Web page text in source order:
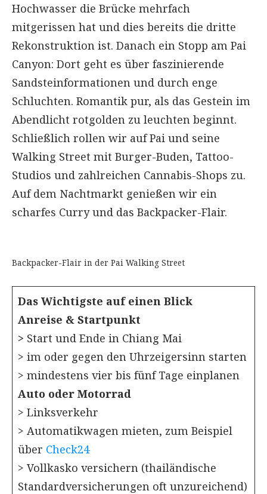
Hochwasser die Brücke mehrfach
mitgerissen hat und dies bereits die dritte
Rekonstruktion ist. Danach ein Stopp am Pai
Canyon: Dort geht es über faszinierende
Sandsteinformationen und durch enge
Schluchten. Romantik pur, als das Gestein im
Abendlicht rotgolden zu leuchten beginnt.
Schließlich rollen wir auf Pai und seine
Walking Street mit Burger-Buden, Tattoo-
Studios und zahlreichen Cannabis-Shops zu.
Auf dem Nachtmarkt genießen wir ein
scharfes Curry und das Backpacker-Flair.
Backpacker-Flair in der Pai Walking Street
Das Wichtigste auf einen Blick
Anreise & Startpunkt
> Start und Ende in Chiang Mai
> im oder gegen den Uhrzeigersinn starten
> mindestens vier bis fünf Tage einplanen
Auto oder Motorrad
> Linksverkehr
> Automatikwagen mieten, zum Beispiel
über Check24
> Vollkasko versichern (thailändische
Standardversicherungen oft unzureichend)